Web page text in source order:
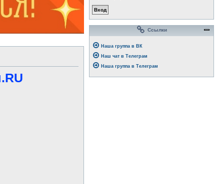
Ссылки
Наша группа в ВК
Наш чат в Телеграм
Наша группа в Телеграм